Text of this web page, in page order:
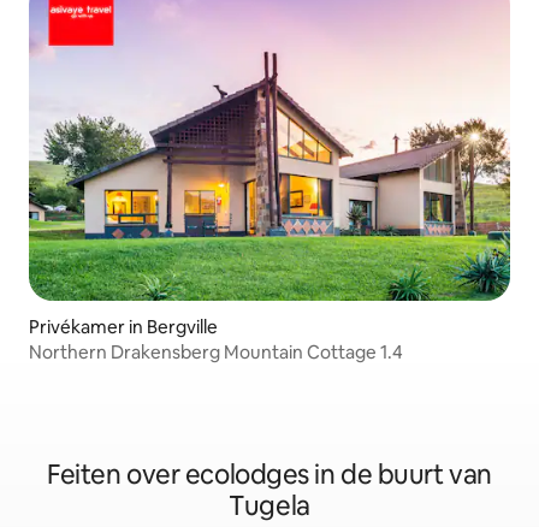
Privékamer in Bergville
Northern Drakensberg Mountain Cottage 1.4
Feiten over ecolodges in de buurt van
Tugela